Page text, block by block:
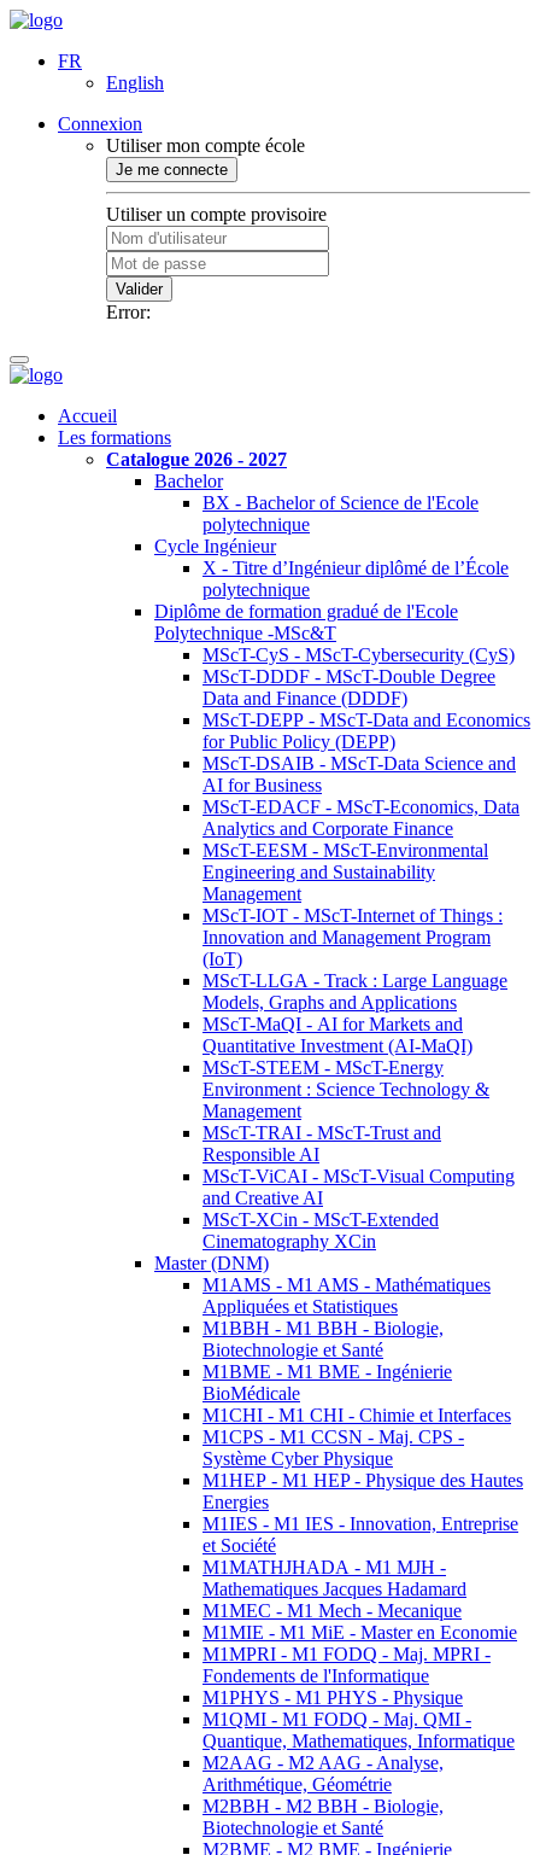
FR
English
Connexion
Utiliser mon compte école
Je me connecte
Utiliser un compte provisoire
Valider
Error:
Accueil
Les formations
Catalogue 2026 - 2027
Bachelor
BX - Bachelor of Science de l'Ecole
polytechnique
Cycle Ingénieur
X - Titre d’Ingénieur diplômé de l’École
polytechnique
Diplôme de formation gradué de l'Ecole
Polytechnique -MSc&T
MScT-CyS - MScT-Cybersecurity (CyS)
MScT-DDDF - MScT-Double Degree
Data and Finance (DDDF)
MScT-DEPP - MScT-Data and Economics
for Public Policy (DEPP)
MScT-DSAIB - MScT-Data Science and
AI for Business
MScT-EDACF - MScT-Economics, Data
Analytics and Corporate Finance
MScT-EESM - MScT-Environmental
Engineering and Sustainability
Management
MScT-IOT - MScT-Internet of Things :
Innovation and Management Program
(IoT)
MScT-LLGA - Track : Large Language
Models, Graphs and Applications
MScT-MaQI - AI for Markets and
Quantitative Investment (AI-MaQI)
MScT-STEEM - MScT-Energy
Environment : Science Technology &
Management
MScT-TRAI - MScT-Trust and
Responsible AI
MScT-ViCAI - MScT-Visual Computing
and Creative AI
MScT-XCin - MScT-Extended
Cinematography XCin
Master (DNM)
M1AMS - M1 AMS - Mathématiques
Appliquées et Statistiques
M1BBH - M1 BBH - Biologie,
Biotechnologie et Santé
M1BME - M1 BME - Ingénierie
BioMédicale
M1CHI - M1 CHI - Chimie et Interfaces
M1CPS - M1 CCSN - Maj. CPS -
Système Cyber Physique
M1HEP - M1 HEP - Physique des Hautes
Energies
M1IES - M1 IES - Innovation, Entreprise
et Société
M1MATHJHADA - M1 MJH -
Mathematiques Jacques Hadamard
M1MEC - M1 Mech - Mecanique
M1MIE - M1 MiE - Master en Economie
M1MPRI - M1 FODQ - Maj. MPRI -
Fondements de l'Informatique
M1PHYS - M1 PHYS - Physique
M1QMI - M1 FODQ - Maj. QMI -
Quantique, Mathematiques, Informatique
M2AAG - M2 AAG - Analyse,
Arithmétique, Géométrie
M2BBH - M2 BBH - Biologie,
Biotechnologie et Santé
M2BME - M2 BME - Ingénierie